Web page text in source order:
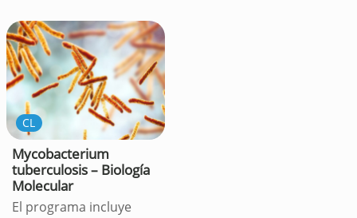
CL
Mycobacterium
tuberculosis – Biología
Molecular
El programa incluye